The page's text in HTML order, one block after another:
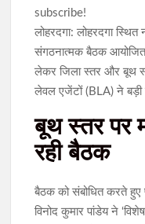
subscribe!
लोहरदगा: लोहरदगा
संगठनात्मक बैठक
लेकर जिला स्तर और बूथ
लेवल एजेंटों (BLA) ने बड़ी
बूथ स्तर पर
रही बैठक
बैठक को संबोधित करते हुए
विनोद कुमार पांडेय ने